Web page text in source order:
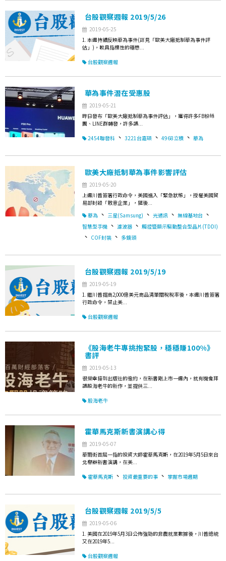
台股觀察週報 2019/5/26
2019-05-25
1. 本週持續反映華為事件(詳見「歐美大廠抵制華為事件評
估」)，較具指標性的穩懋...
台股觀察週報
華為事件潛在受惠股
2019-05-21
昨日發布「歐美大廠抵制華為事件評估」，獲得許多FB粉絲
團、LINE群轉發，許多讀...
2454聯發科 、 3221台嘉碩 、 4968立積 、 華為
歐美大廠抵制華為事件影響評估
2019-05-20
上週川普簽署行政命令，美國進入「緊急狀態」，授權美國貿
易部封殺「敵意企業」，隨後...
華為 、 三星(Samsung) 、 光通訊 、 無線基地台 、
智慧型手機 、 濾波器 、 觸控暨顯示驅動整合型晶片(TDDI)
、 COF封裝 、 多鏡頭
台股觀察週報 2019/5/19
2019-05-19
1. 繼川普提高2,000億美元商品清單關稅稅率後，本週川普簽署
行政命令，禁止美...
台股觀察週報
《股海老牛專挑抱緊股，穩穩賺100%》
書評
2019-05-13
很榮幸接到出版社的邀約，在新書剛上市一週內，就有機會拜
讀股海老牛的新作，並提供三...
股海老牛
霍華馬克斯新書演講心得
2019-05-07
華爾街首屈一指的投資大師霍華馬克斯，在2019年5月5日來台
北舉辦新書演講，在美...
霍華馬克斯 、 投資最重要的事 、 掌握市場週期
台股觀察週報 2019/5/5
2019-05-06
1. 美國在2019年5月3日公佈強勁的非農就業數據後，川普總統
又在2019年5...
台股觀察週報